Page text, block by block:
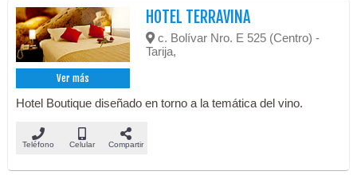
Ver más
HOTEL TERRAVINA
c. Bolívar Nro. E 525 (Centro) -
Tarija,
Hotel Boutique diseñado en torno a la temática del vino.
Teléfono Celular Compartir